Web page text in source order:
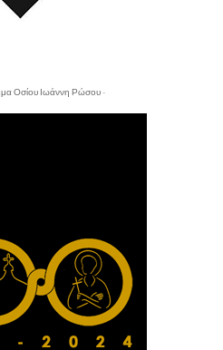
Οσίου Ιωάννη Ρώσου -